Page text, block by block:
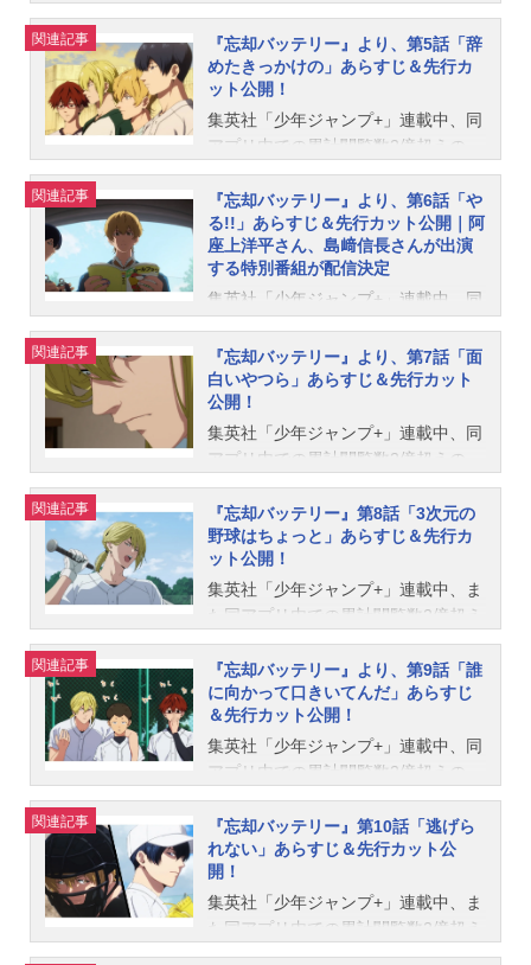
レビ北海道：4月9日（火）深夜24時
00分～TVQ九州放送：4月9日（火）
深夜24時00分～AT-X：4月12日
（金）20時00分～リピート：毎週火
曜8時00分／毎週木曜14時00分※放
送日時は予告なく変更になる場合が
ございます。『忘却バッテリー』作
品情報あらすじ中学球界で名を馳せ
た完全無欠の剛腕投手・清峰葉流
火、切れ者捕手の“智将”・要圭の怪物
バッテリー。全国の強豪校からスカ
ウトを受けていた彼らが進学したの
は何故か...
景を目撃して驚愕する――！放送情
報テレ東4月16日（火）深夜24時00
分～テレビ大阪4月16日（火）深夜2
4時00分～テレビ愛知4月16日（火）
深夜24時00分～テレビせとうち4月1
6日（火）深夜24時00分～テレビ北
海道4月16日（火）深夜24時00分～T
VQ九州放送4月16日（火）深夜24時
00分～AT-X4月19日（金）20時00分
～リピート：毎週火曜8時00分／毎週
木曜14時00分※放送日時は予告なく
変更になる場合がございます。配信
情報PrimeVideoにて4月16日（火）
放送直後より最速配信！さらに、各
種配信サービスにて4月17日（水）2
4：30より順次配信スタート。※配信
開始日はサービスによって変動する
場合がございます。『忘却バッテリ
ー』...
ら、なんだ」あらすじ藤堂、千早と
の親睦を深めるため圭は自分の家に
招待する。そこで葉流火からベッド
下に隠されたキャッチャーミットを
見せられる。それぞれが「捨てられ
ないもの」と向き合うことになる
中、名門帝徳高校の練習試合が決ま
る――！放送情報テレ東4月23日
（火）深夜24時00分～テレビ大阪4
月23日（火）深夜24時00分～テレビ
愛知4月23日（火）深夜24時00分～
テレビせとうち4月23日（火）深夜2
4時00分～テレビ北海道4月23日
（火）深夜24時00分～TVQ九州放送
4月23日（火）深夜24時00分～AT-X4
月26日（金）20時00分～リピート：
毎週火曜8時00分／毎週木曜14時00
分※放送日時は予告なく変更になる
場合がございます。配信情報PrimeVi
deoにて4月23日（火）放送直後より
最速配信！さらに、各種配信サービ
スにて4月24日（水）24：30より順
次配信スタート。※配信開始日はサ
ービスによって変動する場合がござ
います。『忘却バ...
ー』（著・みかわ絵子）。本作のTV
アニメが、2024年4月9日（火）から
テレビ東京系・AT-Xにて放送中で
す。このたび、第4話「容赦しない
よ」のあらすじ＆先行カットと、第3
郎のキャラクター新ビジュアルが公
開されました。▲国都英一郎キャラ
クター新ビジュアル第4話「容赦しな
いよ」あらすじ葉流火のピッチング
は帝徳バッターを寄せ付けず、あっ
一番・藤堂が初球ホームランを放
ち、小手指が勢いに乗る。そして、
誰もが固唾を呑む中、葉流火と圭と
因縁のある天才バッター国都との対
決を迎える！放送情報テレ東：4月30
4月30日（火）深夜24時00分テレビ
愛知：4月30日（火）深夜24時00分
テレビせとうち：4月30日（火）深夜
24時00分テレビ北海道：4月30日
（火）深夜24時00分TVQ九州放送：
月3日（金）20時00分リピート：毎
週火曜8時00分 毎週木曜14時00分
配信情報PrimeVideoにて4月30日
（火）放送直後より最速配信！さら
に、各種配信サービスにて5月1日
※配信開始日...
関連記事
『忘却バッテリー』より、第5話「辞
めたきっかけの」あらすじ＆先行カ
ット公開！
集英社「少年ジャンプ+」連載中、同
アプリ内での累計閲覧数2億超えの
『忘却バッテリー』(著・みかわ絵
子)。同作のTVアニメが、2024年4月
9日（火）深夜24時よりテレ東系列に
て放送中です。この度、5月7日
（火）より放送の第5話「辞めたきっ
かけの」より、あらすじ＆先行カッ
トが公開されました。第5話「辞めた
きっかけの」あらすじ試合後、帝徳
の監督から葉流火・圭・藤堂・千早
がスカウトを受ける。自分のせいで
負けたと気づき、3人を送り出すつも
りの圭。転校について悩む藤堂と千
早。そして早々に立ち去った葉流
火。それぞれの答えは……？放送・
配信情報■放送情報テレ東：5月7日
（火）深夜24時00分～テレビ大阪：
5月7日（火）深夜24時00分～テレビ
愛知：5月7日（火）深夜24時00分～
テレビせとうち：5月7日（火）深夜2
4時00分～テレビ北海道：5月7日
（火）深夜24時00分～TVQ九州放
送：5月7日（火）深夜24時00分～AT
-X：5月10日（金）20時00分～※リ
ピート：毎週火曜8時00分／毎週木曜
14時00分※放送日時は予告なく変更
になる場合がございます。■配信情報
PrimeVideoにて5月7日（火）放送直
後より最速配信！さらに、各種配信
サービスにて5月8日（水）24：30よ
り順次配信スタート。※配信開始日
はサービス...
関連記事
『忘却バッテリー』より、第6話「や
る!!」あらすじ＆先行カット公開｜阿
座上洋平さん、島﨑信長さんが出演
する特別番組が配信決定
集英社「少年ジャンプ+」連載中、同
『忘却バッテリー』（著・みかわ絵
子）。同作のTVアニメが、2024年4
月よりテレ東系列にて放送中です。
この度、5月14日（火）放送の第6話
「やる!!」のあらすじ＆先行カットが
から、「#06放送直前！二遊間コンビ
LIVE配信」の緊急開催が決定！ 阿
座上洋平さん、島﨑信長さんが出演
し、見どころを語ります。さらに、
第7話までの内容を清峰達の新規ナレ
ハイライト！」が、5月28日（火）に
放送されることも決定しました。第6
話「やる!!」あらすじ野球とは何か?
悩める圭のために藤堂の家で勉強会
をすることに。藤堂の綺麗な姉とか
は純粋な気持ちで野球を学ぼうとし
ていた。一方、藤堂は自身がある問
題を抱えていると告白する...！放送
情報テレ東：5月14日（火）深夜24
時00分〜テレビ大阪：5月14日
関連記事
『忘却バッテリー』より、第7話「面
白いやつら」あらすじ＆先行カット
公開！
集英社「少年ジャンプ+」連載中、同
アプリ内での累計閲覧数2億超えの
『忘却バッテリー』（著・みかわ絵
子）。同作のTVアニメが、2024年4
月よりテレ東系列にて放送中です。
このたび、5月21日（火）放送の第7
話「面白いやつら」のあらすじ＆先
行カットが公開されました。第7話
「面白いやつら」あらすじイップス
のため、ポジションの変更を申し出
る藤堂。似たような経験をした圭の
言葉に動かされ、改めて送球の練習
をするが、やはりうまく投げられな
い。そんな藤堂に、葉流火が厳しい
ひと言をぶつけてしまい……!?放送
情報テレ東：5月21日（火）深夜24
時00分〜テレビ大阪：5月21日
（火）深夜24時00分〜テレビ愛知：
5月21日（火）深夜24時00分〜テレ
ビせとうち：5月21日（火）深夜24
時00分〜テレビ北海道：5月21日
関連記事
『忘却バッテリー』第8話「3次元の
野球はちょっと」あらすじ＆先行カ
ット公開！
集英社「少年ジャンプ+」連載中、ま
た同アプリ内での累計閲覧数2億超え
の『忘却バッテリー』（著・みかわ
絵子）。同作のTVアニメが、2024年
4月よりテレ東系列にて放送中です。
このたび、6月4日（火）放送の第8話
「3次元の野球はちょっと」のあらす
じ＆先行カットが公開されました。
第8話「3次元の野球はちょっと」あ
らすじ藤堂のイップスが改善し、次
の課題は圭の能力向上！ しかし、
圭は要求の多さに耐えられず、屋上
へと逃げてしまう。するとそこで、
野球ゲームは好きだが現実の野球は
苦手なオタク・土屋和季に出会う。
関連記事
『忘却バッテリー』より、第9話「誰
に向かって口きいてんだ」あらすじ
＆先行カット公開！
集英社「少年ジャンプ+」連載中、同
アプリ内での累計閲覧数2億超えの
『忘却バッテリー』(著・みかわ絵
子)。同作のTVアニメが、2024年4月
9日（火）深夜24時よりテレ東系列に
て放送中です。6月11日（火）より放
送の第9話「誰に向かって口きいてん
だ」より、あらすじ＆先行カットを
公開されました。第9話「誰に向かっ
関連記事
『忘却バッテリー』第10話「逃げら
れない」あらすじ＆先行カット公
開！
集英社「少年ジャンプ+」連載中、ま
た同アプリ内での累計閲覧数2億超え
の『忘却バッテリー』（著・みかわ